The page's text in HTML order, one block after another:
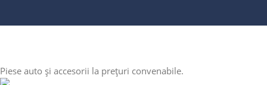
Piese auto și accesorii la prețuri convenabile.